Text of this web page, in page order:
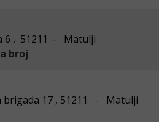
6 , 51211 - Matulji
broj
brigada 17 , 51211 - Matulji